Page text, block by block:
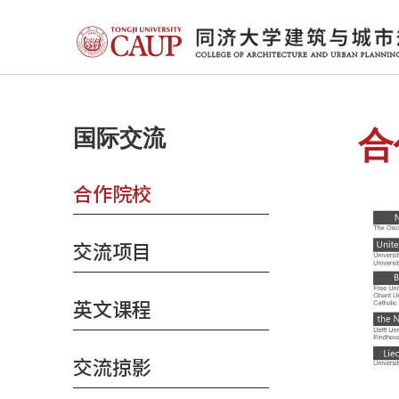
国际交流
合作院校
交流项目
英文课程
交流掠影